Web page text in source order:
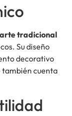
arte tradicional
Su diseño
decorativo
también cuenta